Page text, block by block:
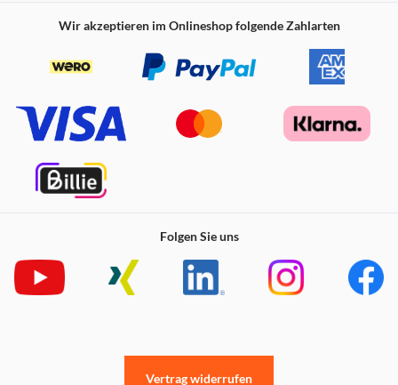
Wir akzeptieren im Onlineshop folgende Zahlarten
Folgen Sie uns
Vertrag widerrufen